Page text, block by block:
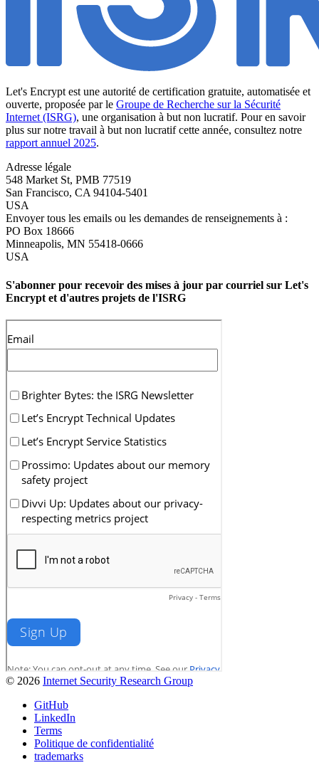
Let's Encrypt est une autorité de certification gratuite, automatisée et
ouverte, proposée par le Groupe de Recherche sur la Sécurité
Internet (ISRG), une organisation à but non lucratif. Pour en savoir
plus sur notre travail à but non lucratif cette année, consultez notre
rapport annuel 2025.
Adresse légale
548 Market St, PMB 77519
San Francisco, CA 94104-5401
USA
Envoyer tous les emails ou les demandes de renseignements à :
PO Box 18666
Minneapolis, MN 55418-0666
USA
S'abonner pour recevoir des mises à jour par courriel sur Let's
Encrypt et d'autres projets de l'ISRG
© 2026 Internet Security Research Group
GitHub
LinkedIn
Terms
Politique de confidentialité
trademarks